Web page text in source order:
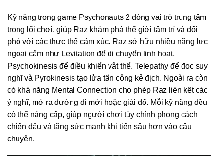
Kỹ năng trong game Psychonauts 2 đóng vai trò trung tâm
trong lối chơi, giúp Raz khám phá thế giới tâm trí và đối
phó với các thực thể cảm xúc. Raz sở hữu nhiều năng lực
ngoại cảm như Levitation để di chuyển linh hoạt,
Psychokinesis để điều khiển vật thể, Telepathy để đọc suy
nghĩ và Pyrokinesis tạo lửa tấn công kẻ địch. Ngoài ra còn
có khả năng Mental Connection cho phép Raz liên kết các
ý nghĩ, mở ra đường đi mới hoặc giải đố. Mỗi kỹ năng đều
có thể nâng cấp, giúp người chơi tùy chỉnh phong cách
chiến đấu và tăng sức mạnh khi tiến sâu hơn vào câu
chuyện.